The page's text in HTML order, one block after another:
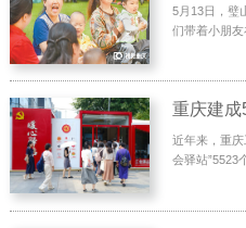
5月13日，璧
们带着小朋友
重庆建成
近年来，重
会驿站”5523